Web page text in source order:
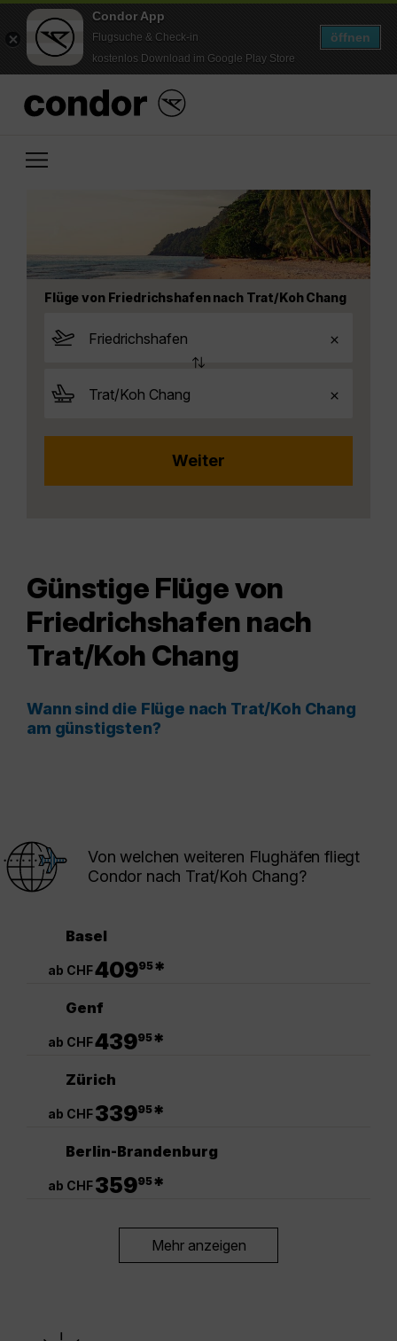
Condor App
Flugsuche & Check-in
kostenlos Download im Google Play Store
öffnen
Flüge von Friedrichshafen nach Trat/Koh Chang
Günstige Flüge von
Friedrichshafen nach
Trat/Koh Chang
Wann sind die Flüge nach Trat/Koh Chang
am günstigsten?
Von welchen weiteren Flughäfen fliegt
Condor nach Trat/Koh Chang?
Basel
ab CHF40995*
Genf
ab CHF43995*
Zürich
ab CHF33995*
Berlin-Brandenburg
ab CHF35995*
Mehr anzeigen